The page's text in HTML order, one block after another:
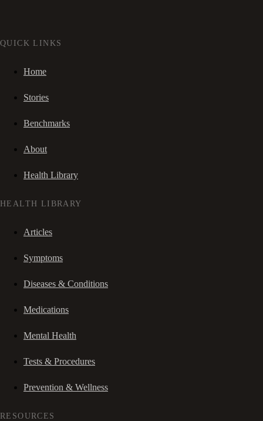
QUICK LINKS
Home
Stories
Benchmarks
About
Health Library
HEALTH LIBRARY
Articles
Symptoms
Diseases & Conditions
Medications
Mental Health
Tests & Procedures
Prevention & Wellness
RESOURCES